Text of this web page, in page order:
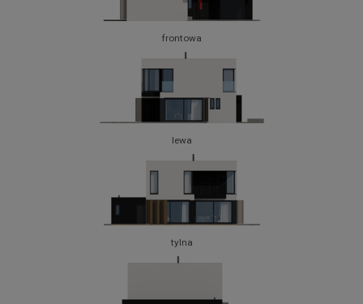
frontowa
lewa
tylna